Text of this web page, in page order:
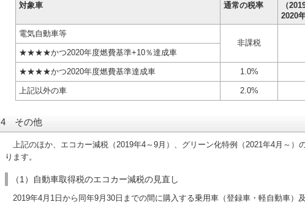
対象車 通常の税率
（
2020
電気自動車等
非課税
★★★★かつ2020年度燃費基準+10％達成車
★★★★かつ2020年度燃費基準達成車 1.0%
上記以外の車 2.0%
4 その他
上記のほか、エコカー減税（2019年4～9月）、グリーン化特例（2021年4月～）
ります。
（1）自動車取得税のエコカー減税の見直し
2019年4月1日から同年9月30日までの間に購入する乗用車（登録車・軽自動車）